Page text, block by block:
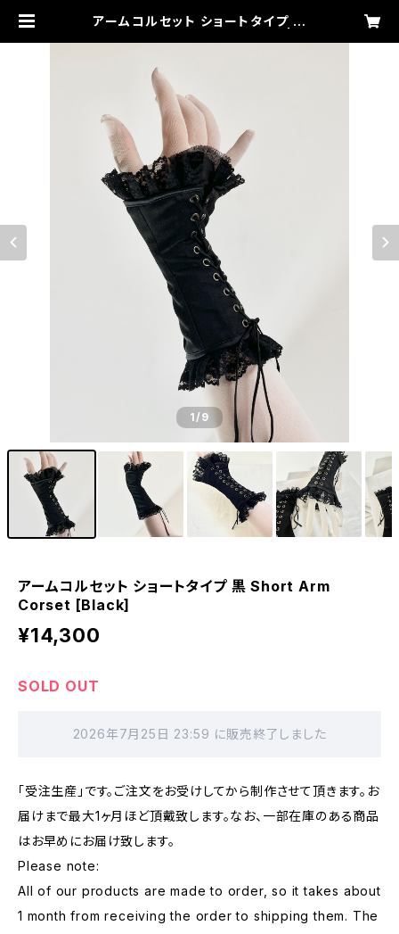
アームコルセット ショートタイプ 黒
1/9
アームコルセット ショートタイプ 黒 Short Arm
Corset [Black]
¥14,300
SOLD OUT
2026年7月25日 23:59 に販売終了しました
「受注生産」です。ご注文をお受けしてから制作させて頂きます。お
届けまで最大1ヶ月ほど頂戴致します。なお、一部在庫のある商品
はお早めにお届け致します。
Please note:
All of our products are made to order, so it takes about
1 month from receiving the order to shipping them. The